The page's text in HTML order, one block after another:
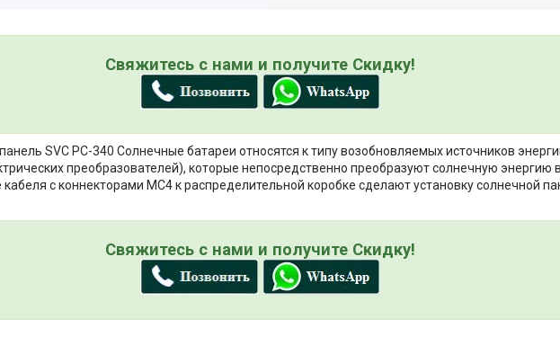
Свяжитесь с нами и получите Скидку!
SVC PС-340 Солнечные батареи относятся к типу возобновляемых источников
преобразователей), которые непосредственно преобразуют солнечную энергию
с коннекторами MC4 к распределительной коробке сделают установку солнечной
Свяжитесь с нами и получите Скидку!